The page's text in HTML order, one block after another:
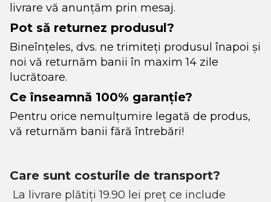
livrare vă anunțăm prin mesaj.
Pot să returnez produsul?
Bineînțeles, dvs. ne trimiteți produsul înapoi și
noi vă returnăm banii în maxim 14 zile
lucrătoare.
Ce înseamnă 100% garanție?
Pentru orice nemulțumire legată de produs,
vă returnăm banii fără întrebări!
Care sunt costurile de transport?
La livrare plătiți 19.90 lei preț ce include